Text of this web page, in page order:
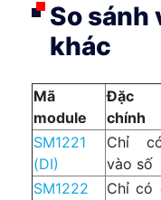
So sánh
khác
Mã
module
Đặc
chính
SM1221
(DI)
Chỉ
vào số
SM1222
Chỉ có